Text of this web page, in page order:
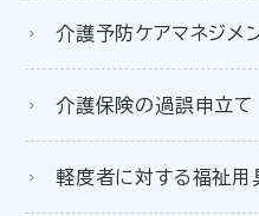
介護予防ケアマネジメ
介護保険の過誤申立て
軽度者に対する福祉用